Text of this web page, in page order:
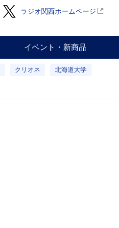
ラジオ関西ホームページ
イベント・新商品
クリオネ 北海道大学